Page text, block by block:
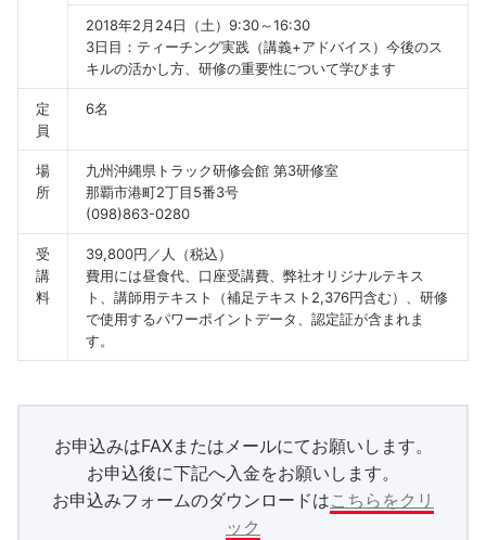
2018年2月24日（土）9:30～16:30
3日目：ティーチング実践（講義+アドバイス）今後のス
キルの活かし方、研修の重要性について学びます
定
員
6名
場
所
九州沖縄県トラック研修会館 第3研修室
那覇市港町2丁目5番3号
(098)863-0280
受
講
料
39,800円／人（税込）
費用には昼食代、口座受講費、弊社オリジナルテキス
ト、講師用テキスト（補足テキスト2,376円含む）、研修
で使用するパワーポイントデータ、認定証が含まれま
す。
お申込みはFAXまたはメールにてお願いします。
お申込後に下記へ入金をお願いします。
お申込みフォームのダウンロードはこちらをクリ
ック